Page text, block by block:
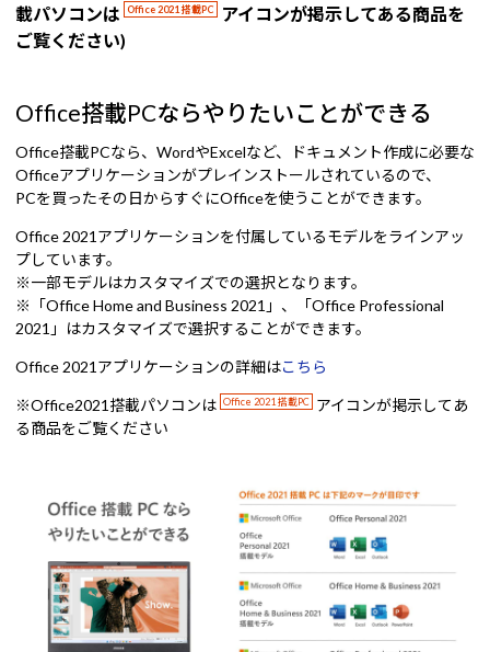
載パソコンは
Office 2021 搭載PC
アイコンが掲示してある商品を
ご覧ください)
Office搭載PCならやりたいことができる
Office搭載PCなら、WordやExcelなど、ドキュメント作成に必要な
Officeアプリケーションがプレインストールされているので、
PCを買ったその日からすぐにOfficeを使うことができます。
Office 2021アプリケーションを付属しているモデルをラインアッ
プしています。
※一部モデルはカスタマイズでの選択となります。
※「Office Home and Business 2021」、「Office Professional
2021」はカスタマイズで選択することができます。
Office 2021アプリケーションの詳細はこちら
※Office2021搭載パソコンは Office 2021 搭載PC
アイコンが掲示してあ
る商品をご覧ください